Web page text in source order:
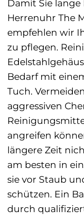
Damit Sie lange
Herrenuhr The
empfehlen wir
zu pflegen.
Bedarf mit
Tuch.
aggressiven
angreifen
längere Zeit
am besten in
sie vor Staub
schützen. Ein
durch